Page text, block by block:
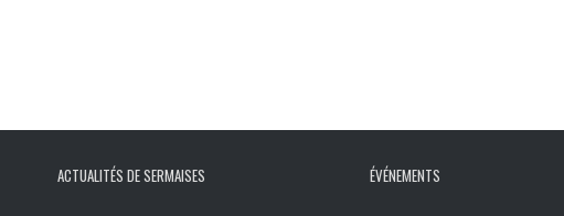
ACTUALITÉS DE SERMAISES ÉVÉNEMENTS